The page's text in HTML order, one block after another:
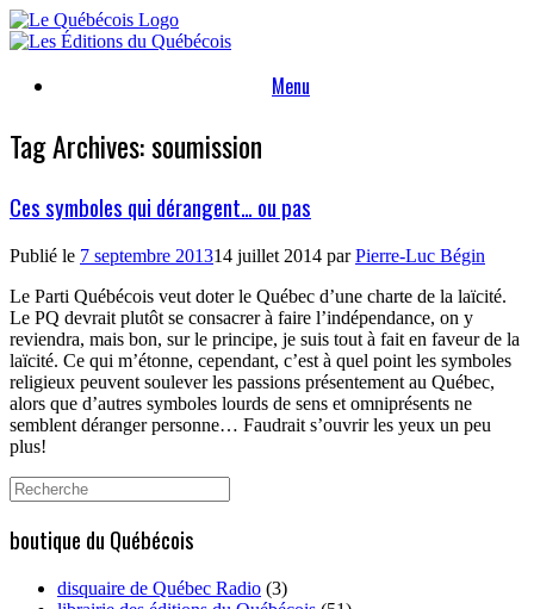
Skip
to
Menu
Tag Archives:soumission
Ces symboles qui dérangent… ou pas
Publié le 7 septembre 201314 juillet 2014 parPierre-Luc Bégin
Le Parti Québécois veut doter le Québec d’une charte de la laïcité.
Le PQ devrait plutôt se consacrer à faire l’indépendance, on y
reviendra, mais bon, sur le principe, je suis tout à fait en faveur de la
laïcité. Ce qui m’étonne, cependant, c’est à quel point les symboles
religieux peuvent soulever les passions présentement au Québec,
alors que d’autres symboles lourds de sens et omniprésents ne
semblent déranger personne… Faudrait s’ouvrir les yeux un peu
plus!
Search
for:
boutique du Québécois
disquaire de Québec Radio (3)